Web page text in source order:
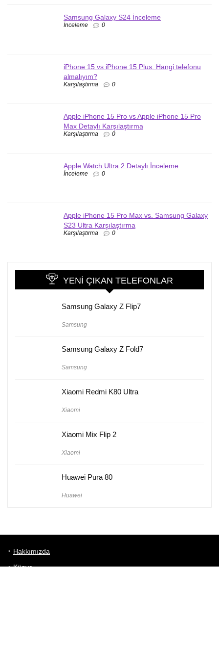
Samsung Galaxy S24 İnceleme
İnceleme 0
iPhone 15 vs iPhone 15 Plus: Hangi telefonu
almalıyım?
Karşılaştırma 0
Apple iPhone 15 Pro vs Apple iPhone 15 Pro
Max Detaylı Karşılaştırma
Karşılaştırma 0
Apple Watch Ultra 2 Detaylı İnceleme
İnceleme 0
Apple iPhone 15 Pro Max vs. Samsung Galaxy
S23 Ultra Karşılaştırma
Karşılaştırma 0
YENI ÇIKAN TELEFONLAR
Samsung Galaxy Z Flip7
Samsung
Samsung Galaxy Z Fold7
Samsung
Xiaomi Redmi K80 Ultra
Xiaomi
Xiaomi Mix Flip 2
Xiaomi
Huawei Pura 80
Huawei
Hakkımızda
Künye